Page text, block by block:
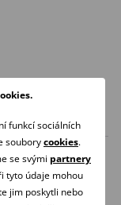
funkcí sociálních
souborycookies.
se svými partnery
tyto údaje mohou
jim poskytli nebo